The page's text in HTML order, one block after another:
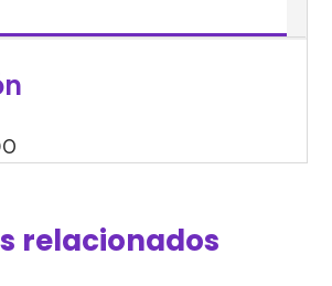
relacionados